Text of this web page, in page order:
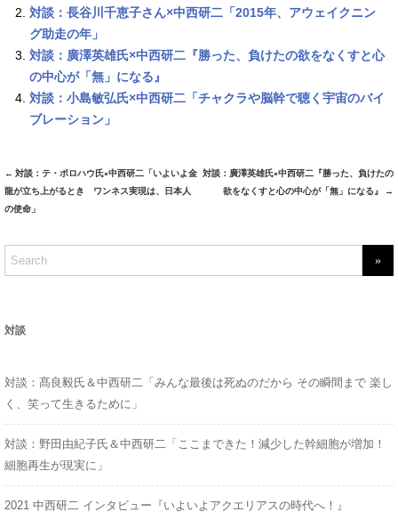
対談：長谷川千恵子さん×中西研二「2015年、アウェイクニン
グ助走の年」
対談：廣澤英雄氏×中西研二『勝った、負けたの欲をなくすと心
の中心が「無」になる』
対談：小島敏弘氏×中西研二「チャクラや脳幹で聴く宇宙のバイ
ブレーション」
Post
navigation
← 対談：テ・ポロハウ氏×中西研二「いよいよ金
龍が立ち上がるとき ワンネス実現は、日本人
の使命」
対談：廣澤英雄氏×中西研二『勝った、負けたの
欲をなくすと心の中心が「無」になる』
→
S
e
f
o
r
:
対談
対談：髙良毅氏＆中西研二「みんな最後は死ぬのだから その瞬間まで 楽し
く、笑って生きるために」
対談：野田由紀子氏＆中西研二「ここまできた！減少した幹細胞が増加！
細胞再生が現実に」
2021 中西研二 インタビュー『いよいよアクエリアスの時代へ！』